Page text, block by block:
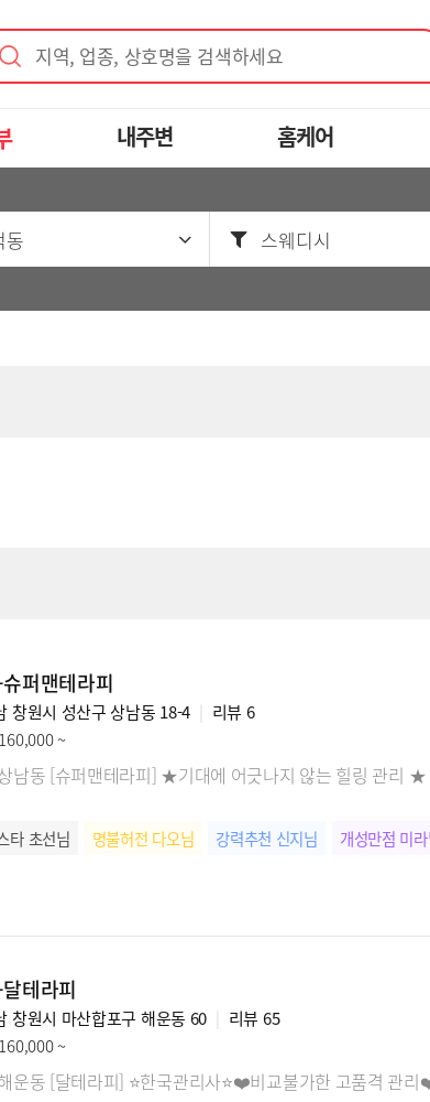
지역, 업종, 상호명을 검색하세요
내주변 홈케어
동 스웨디시
퍼맨테라피
창원시 성산구 상남동 18-4 리뷰 6
160,000 ~
남동 [슈퍼맨테라피] ★기대에 어긋나지 않는 힐링 관리 ★
타 초선님 명불허전 다오님 강력추천 신지님 개성만점 미
테라피
창원시 마산합포구 해운동 60 리뷰 65
160,000 ~
운동 [달테라피] ⭐한국관리사⭐❤️비교불가한 고품격 관